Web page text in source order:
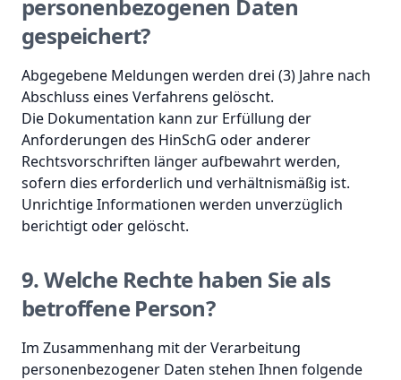
personenbezogenen Daten
gespeichert?
Abgegebene Meldungen werden drei (3) Jahre nach
Abschluss eines Verfahrens gelöscht.
Die Dokumentation kann zur Erfüllung der
Anforderungen des HinSchG oder anderer
Rechtsvorschriften länger aufbewahrt werden,
sofern dies erforderlich und verhältnismäßig ist.
Unrichtige Informationen werden unverzüglich
berichtigt oder gelöscht.
9. Welche Rechte haben Sie als
betroffene Person?
Im Zusammenhang mit der Verarbeitung
personenbezogener Daten stehen Ihnen folgende